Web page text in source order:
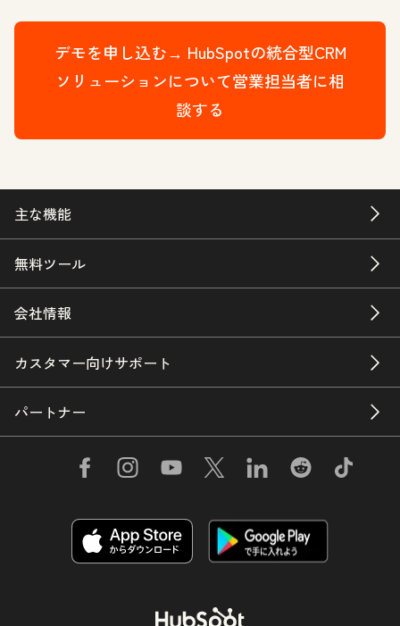
デモを申し込む→ HubSpotの統合型CRM
ソリューションについて営業担当者に相
談する
主な機能
無料ツール
会社情報
カスタマー向けサポート
パートナー